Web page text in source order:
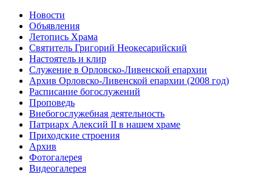
Новости
Объявления
Летопись Храма
Святитель Григорий Неокесарийский
Настоятель и клир
Служение в Орловско-Ливенской епархии
Архив Орловско-Ливенской епархии (2008 год)
Расписание богослужений
Проповедь
Внебогослужебная деятельность
Патриарх Алексий II в нашем храме
Приходские строения
Архив
Фотогалерея
Видеогалерея